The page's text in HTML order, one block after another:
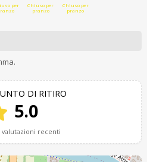
per
Chiuso per
pranzo
Chiuso per
pranzo
DI RITIRO
5.0
valutazioni recenti